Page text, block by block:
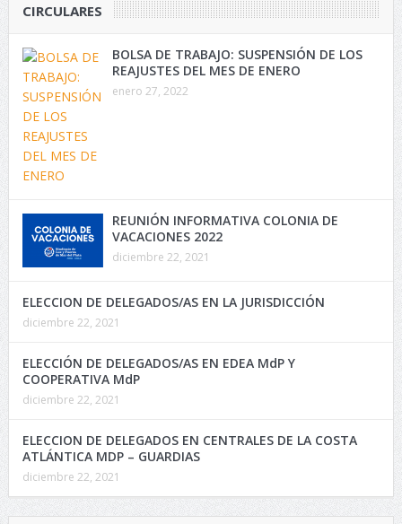
CIRCULARES
BOLSA DE TRABAJO: SUSPENSIÓN DE LOS
REAJUSTES DEL MES DE ENERO
enero 27, 2022
REUNIÓN INFORMATIVA COLONIA DE
VACACIONES 2022
diciembre 22, 2021
ELECCION DE DELEGADOS/AS EN LA JURISDICCIÓN
diciembre 22, 2021
ELECCIÓN DE DELEGADOS/AS EN EDEA MdP Y
COOPERATIVA MdP
diciembre 22, 2021
ELECCION DE DELEGADOS EN CENTRALES DE LA COSTA
ATLÁNTICA MDP – GUARDIAS
diciembre 22, 2021